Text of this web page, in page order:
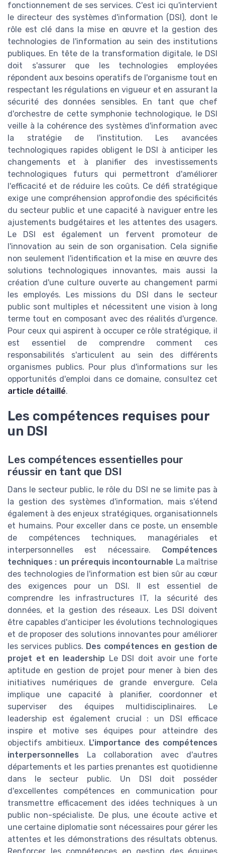
fonctionnement de ses services. C'est ici qu'intervient
le directeur des systèmes d'information (DSI), dont le
rôle est clé dans la mise en œuvre et la gestion des
technologies de l'information au sein des institutions
publiques. En tête de la transformation digitale, le DSI
doit s'assurer que les technologies employées
répondent aux besoins operatifs de l'organisme tout en
respectant les régulations en vigueur et en assurant la
sécurité des données sensibles. En tant que chef
d'orchestre de cette symphonie technologique, le DSI
veille à la cohérence des systèmes d'information avec
la stratégie de l'institution. Les avancées
technologiques rapides obligent le DSI à anticiper les
changements et à planifier des investissements
technologiques futurs qui permettront d'améliorer
l'efficacité et de réduire les coûts. Ce défi stratégique
exige une compréhension approfondie des spécificités
du secteur public et une capacité à naviguer entre les
ajustements budgétaires et les attentes des usagers.
Le DSI est également un fervent promoteur de
l'innovation au sein de son organisation. Cela signifie
non seulement l'identification et la mise en œuvre des
solutions technologiques innovantes, mais aussi la
création d'une culture ouverte au changement parmi
les employés. Les missions du DSI dans le secteur
public sont multiples et nécessitent une vision à long
terme tout en composant avec des réalités d'urgence.
Pour ceux qui aspirent à occuper ce rôle stratégique, il
est essentiel de comprendre comment ces
responsabilités s'articulent au sein des différents
organismes publics. Pour plus d'informations sur les
opportunités d'emploi dans ce domaine, consultez cet
article détaillé.
Les compétences requises pour
un DSI
Les compétences essentielles pour
réussir en tant que DSI
Dans le secteur public, le rôle du DSI ne se limite pas à
la gestion des systèmes d'information, mais s'étend
également à des enjeux stratégiques, organisationnels
et humains. Pour exceller dans ce poste, un ensemble
de compétences techniques, managériales et
interpersonnelles est nécessaire. Compétences
techniques : un prérequis incontournable La maîtrise
des technologies de l'information est bien sûr au cœur
des exigences pour un DSI. Il est essentiel de
comprendre les infrastructures IT, la sécurité des
données, et la gestion des réseaux. Les DSI doivent
être capables d'anticiper les évolutions technologiques
et de proposer des solutions innovantes pour améliorer
les services publics. Des compétences en gestion de
projet et en leadership Le DSI doit avoir une forte
aptitude en gestion de projet pour mener à bien des
initiatives numériques de grande envergure. Cela
implique une capacité à planifier, coordonner et
superviser des équipes multidisciplinaires. Le
leadership est également crucial : un DSI efficace
inspire et motive ses équipes pour atteindre des
objectifs ambitieux. L'importance des compétences
interpersonnelles La collaboration avec d'autres
départements et les parties prenantes est quotidienne
dans le secteur public. Un DSI doit posséder
d'excellentes compétences en communication pour
transmettre efficacement des idées techniques à un
public non-spécialiste. De plus, une écoute active et
une certaine diplomatie sont nécessaires pour gérer les
attentes et les démonstrations des résultats obtenus.
Renforcer les compétences en gestion des équipes